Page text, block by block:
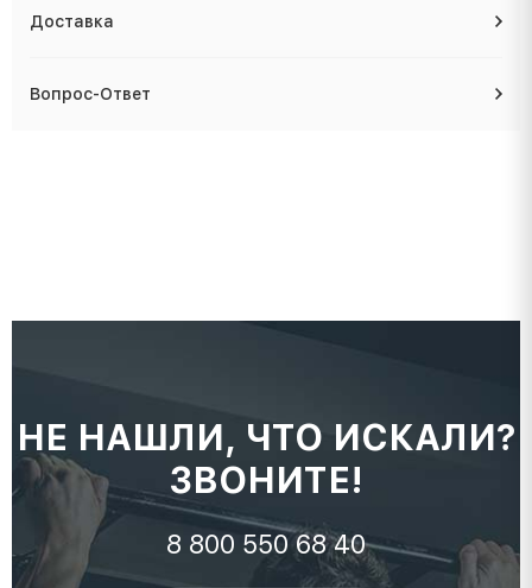
Доставка
Вопрос-Ответ
НЕ НАШЛИ, ЧТО ИСКАЛИ?
ЗВОНИТЕ!
8 800 550 68 40